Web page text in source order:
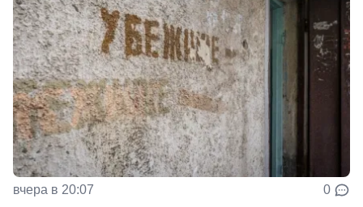
вчера в 20:07 0